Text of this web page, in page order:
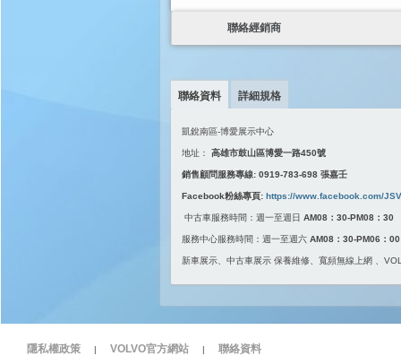
聯絡經銷商
聯絡資料 詳細規格
凱銳南區-博愛展示中心
地址： 高雄市鼓山區博愛一路450號
銷售顧問服務專線: 0919-783-698 張嘉壬
Facebook粉絲專頁: https://www.facebook.com/
中古車服務時間：週一至週日 AM08：30-PM08：30
服務中心服務時間：週一至週六 AM08：30-PM06：00
新車展示、中古車展示 保養維修、寬頻無線上網 、
隱私權政策 | VOLVO官方網站 | 聯絡資料